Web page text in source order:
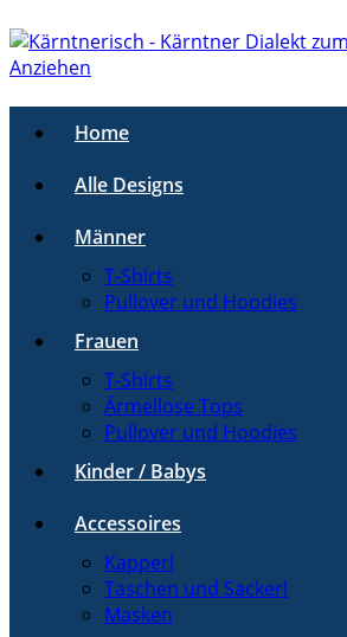
Home
Alle Designs
Männer
T-Shirts
Pullover und Hoodies
Frauen
T-Shirts
Ärmellose Tops
Pullover und Hoodies
Kinder / Babys
Accessoires
Kapperl
Taschen und Sackerl
Masken